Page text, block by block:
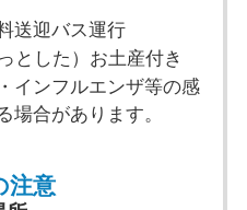
送迎バス運行
とした）お土産付き
インフルエンザ等の感
場合があります。
注意